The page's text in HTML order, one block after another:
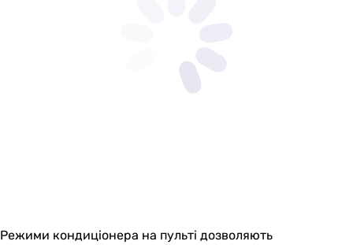
Режими кондиціонера на пульті дозволяють